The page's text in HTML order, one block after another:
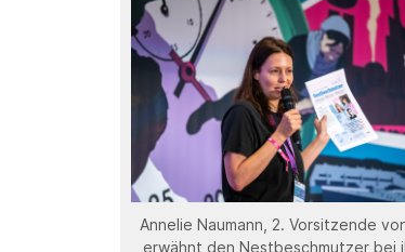
Annelie Naumann, 2. Vorsitzende von
erwähnt den Nestbeschmutzer bei